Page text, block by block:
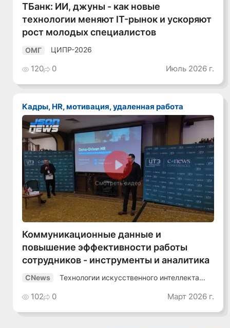
ТБанк: ИИ, джуны - как новые
технологии меняют IT-рынок и ускоряют
рост молодых специалистов
ОМГ ЦИПР-2026
120 0 Июль 2026 г.
Кадры, HR, мотивация, удаленная работа
Смотреть видео
Коммуникационные данные и
повышение эффективности работы
сотрудников - инструменты и аналитика
CNews
Технологии искусственного интеллекта
102 0 Март 2026 г.